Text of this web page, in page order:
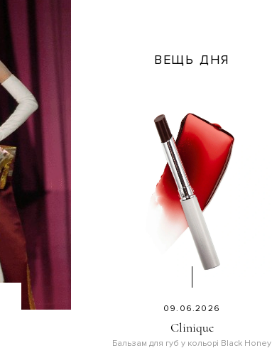
ВЕЩЬ ДНЯ
09.06.2026
Clinique
Бальзам для губ у кольорі Black Honey